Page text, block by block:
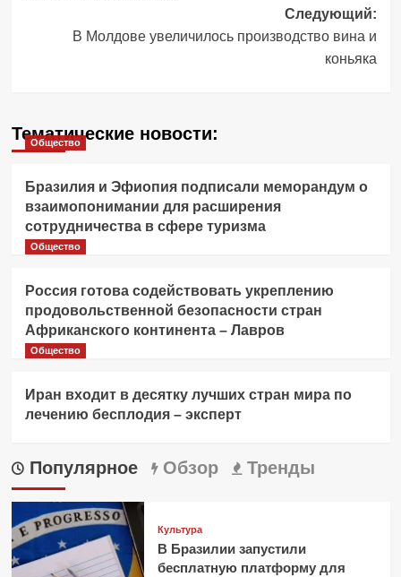
Следующий:
В Молдове увеличилось производство вина и
коньяка
Тематические новости:
Общество
Бразилия и Эфиопия подписали меморандум о
взаимопонимании для расширения
сотрудничества в сфере туризма
Общество
Россия готова содействовать укреплению
продовольственной безопасности стран
Африканского континента – Лавров
Общество
Иран входит в десятку лучших стран мира по
лечению бесплодия – эксперт
Популярное Обзор Тренды
Культура
В Бразилии запустили
бесплатную платформу для